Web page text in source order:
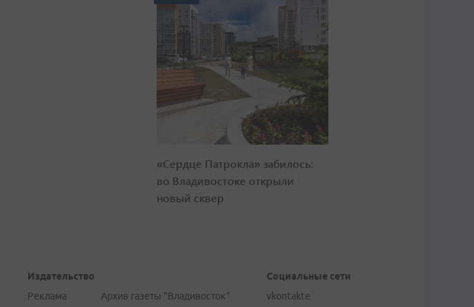
«Сердце Патрокла» забилось:
во Владивостоке открыли
новый сквер
Издательство
Реклама
Архив газеты "Владивосток"
Социальные сети
vkontakte